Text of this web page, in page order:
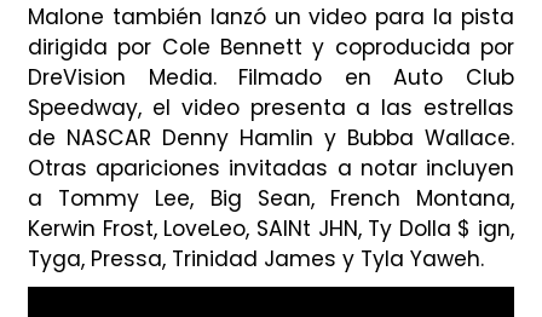
Malone también lanzó un video para la pista
dirigida por Cole Bennett y coproducida por
DreVision Media. Filmado en Auto Club
Speedway, el video presenta a las estrellas
de NASCAR Denny Hamlin y Bubba Wallace.
Otras apariciones invitadas a notar incluyen
a Tommy Lee, Big Sean, French Montana,
Kerwin Frost, LoveLeo, SAINt JHN, Ty Dolla $ ign,
Tyga, Pressa, Trinidad James y Tyla Yaweh.